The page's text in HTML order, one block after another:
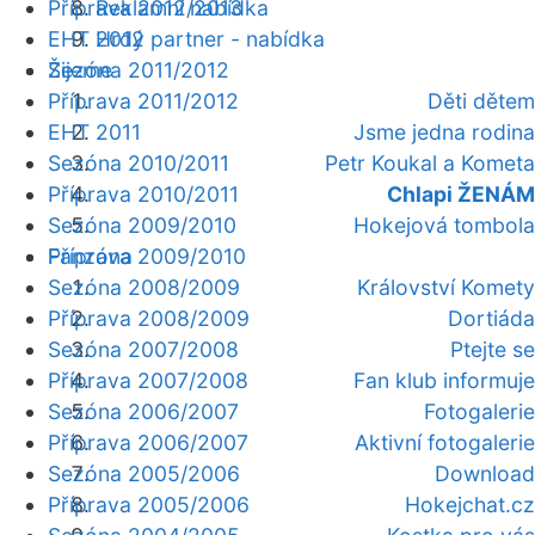
Reklamní nabídka
Hrdý partner - nabídka
Žijeme
Děti dětem
Jsme jedna rodina
Petr Koukal a Kometa
Chlapi ŽENÁM
Hokejová tombola
Fanzóna
Království Komety
Dortiáda
Ptejte se
Fan klub informuje
Fotogalerie
Aktivní fotogalerie
Download
Hokejchat.cz
Příprava 2012/2013
EHT 2012
Sezóna 2011/2012
Příprava 2011/2012
EHT 2011
Sezóna 2010/2011
Příprava 2010/2011
Sezóna 2009/2010
Příprava 2009/2010
Sezóna 2008/2009
Příprava 2008/2009
Sezóna 2007/2008
Příprava 2007/2008
Sezóna 2006/2007
Příprava 2006/2007
Sezóna 2005/2006
Příprava 2005/2006